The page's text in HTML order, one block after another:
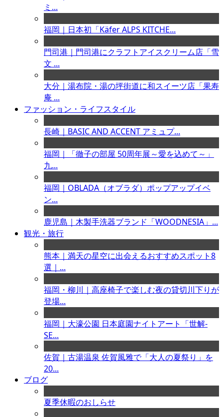
ミ...
福岡｜日本初「Käfer ALPS KITCHE...
門司港｜門司港にクラフトアイスクリーム店「雪
文 ...
大分｜湯布院・湯の坪街道に和スイーツ店「果寿
庵 ...
ファッション・ライフスタイル
長崎｜BASIC AND ACCENT アミュプ...
福岡｜「徹子の部屋 50周年展～愛を込めて～」
九...
福岡｜OBLADA（オブラダ）ポップアップイベ
ン...
鹿児島｜木製手洗器ブランド「WOODNESIA」...
観光・旅行
熊本｜満天の星空に出会えるおすすめスポット8
選｜...
福岡・柳川｜高座椅子で楽しむ夜の貸切川下りが
登場...
福岡｜大濠公園 日本庭園ナイトアート「世解-
SE...
佐賀｜古湯温泉 佐賀風雅で「大人の夏祭り」を
20...
ブログ
夏季休暇のおしらせ